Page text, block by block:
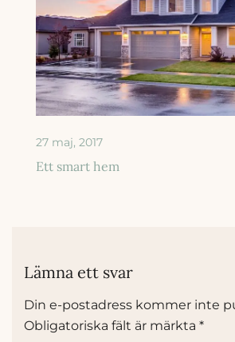
27 maj, 2017
Ett smart hem
Lämna ett svar
Din e-postadress kommer inte
Obligatoriska fält är märkta *